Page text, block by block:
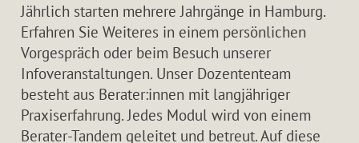
Jährlich starten mehrere Jahrgänge in Hamburg.
Erfahren Sie Weiteres in einem persönlichen
Vorgespräch oder beim Besuch unserer
Infoveranstaltungen. Unser Dozententeam
besteht aus Berater:innen mit langjähriger
Praxiserfahrung. Jedes Modul wird von einem
Berater-Tandem geleitet und betreut. Auf diese